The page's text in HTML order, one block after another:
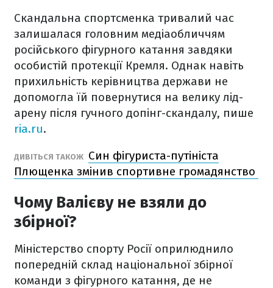
Скандальна спортсменка тривалий час
залишалася головним медіаобличчям
російського фігурного катання завдяки
особистій протекції Кремля. Однак навіть
прихильність керівництва держави не
допомогла їй повернутися на велику лід-
арену після гучного допінг-скандалу, пише
ria.ru.
ДИВІТЬСЯ ТАКОЖ Син фігуриста-путініста
Плющенка змінив спортивне громадянство
Чому Валієву не взяли до
збірної?
Міністерство спорту Росії оприлюднило
попередній склад національної збірної
команди з фігурного катання, де не